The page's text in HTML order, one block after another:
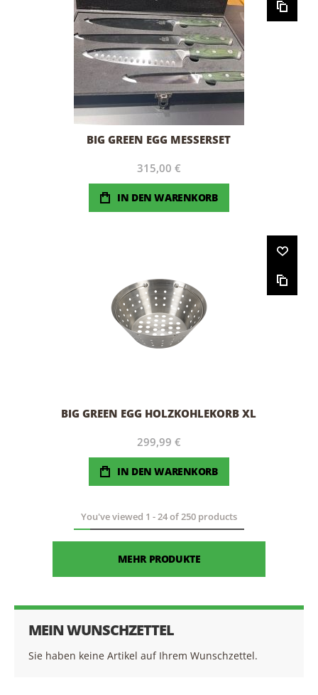
BIG GREEN EGG MESSERSET
315,00 €
IN DEN WARENKORB
BIG GREEN EGG HOLZKOHLEKORB XL
299,99 €
IN DEN WARENKORB
You've viewed 1 -24of250 products
MEHR PRODUKTE
MEIN WUNSCHZETTEL
Sie haben keine Artikel auf Ihrem Wunschzettel.